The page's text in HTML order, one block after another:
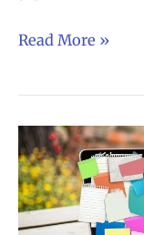
Търсят
Пинто,
Мадрид
Read More »